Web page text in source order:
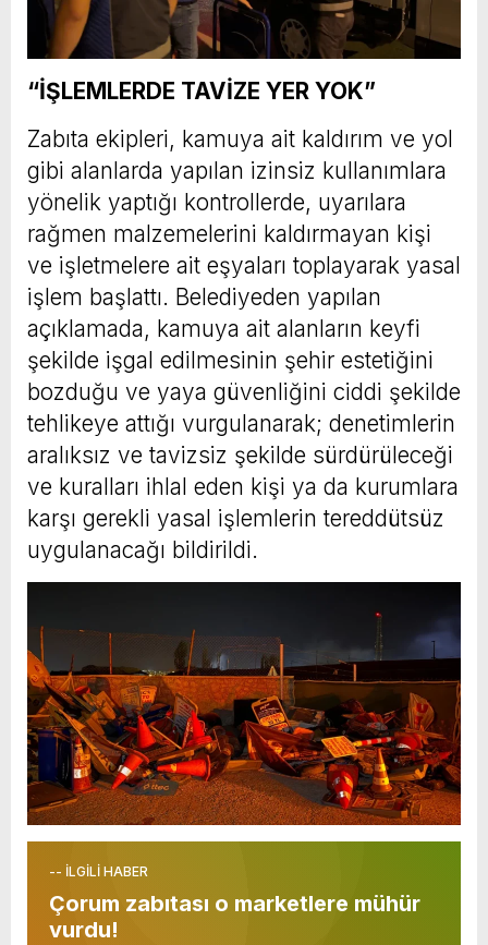
“İŞLEMLERDE TAVİZE YER YOK”
Zabıta ekipleri, kamuya ait kaldırım ve yol
gibi alanlarda yapılan izinsiz kullanımlara
yönelik yaptığı kontrollerde, uyarılara
rağmen malzemelerini kaldırmayan kişi
ve işletmelere ait eşyaları toplayarak yasal
işlem başlattı. Belediyeden yapılan
açıklamada, kamuya ait alanların keyfi
şekilde işgal edilmesinin şehir estetiğini
bozduğu ve yaya güvenliğini ciddi şekilde
tehlikeye attığı vurgulanarak; denetimlerin
aralıksız ve tavizsiz şekilde sürdürüleceği
ve kuralları ihlal eden kişi ya da kurumlara
karşı gerekli yasal işlemlerin tereddütsüz
uygulanacağı bildirildi.
-- İLGİLİ HABER
Çorum zabıtası o marketlere mühür
vurdu!